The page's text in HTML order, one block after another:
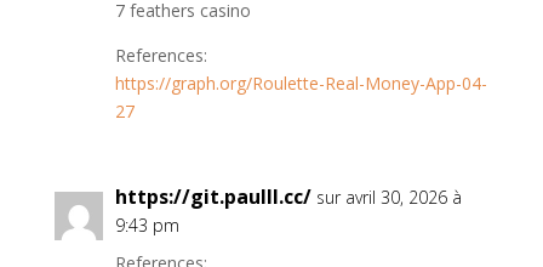
7 feathers casino
References:
https://graph.org/Roulette-Real-Money-App-04-
27
https://git.paulll.cc/ sur avril 30, 2026 à
9:43 pm